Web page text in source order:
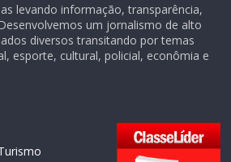
levando informação, transparência,
um jornalismo de alto
diversos transitando por temas
esporte, cultural, policial, econômia e